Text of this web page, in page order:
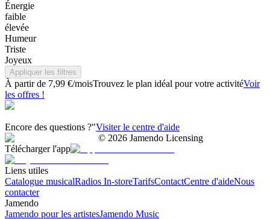
Énergie
faible
élevée
Humeur
Triste
Joyeux
Appliquer les filtres
À partir de 7,99 €/moisTrouvez le plan idéal pour votre activitéVoir
les offres !
Encore des questions ?"Visiter le centre d'aide
© 2026 Jamendo Licensing
Télécharger l'app
Liens utiles
Catalogue musicalRadios In-storeTarifsContactCentre d'aideNous
contacter
Jamendo
Jamendo pour les artistesJamendo Music